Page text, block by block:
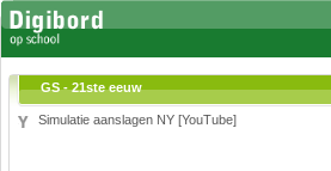
GS - 21ste eeuw
Simulatie aanslagen NY [YouTube]